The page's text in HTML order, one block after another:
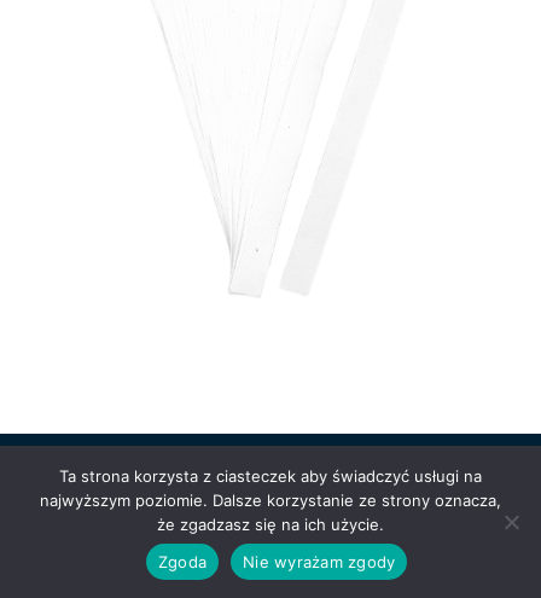
Powered byAnetpol.pl| © MS-Solutions 2025
Logowanie / rejestracja
Polityka prywatności
sklepu
Cennik wysyłek
Ta strona korzysta z ciasteczek aby świadczyć usługi na
najwyższym poziomie. Dalsze korzystanie ze strony oznacza,
że zgadzasz się na ich użycie.
Zgoda
Nie wyrażam zgody